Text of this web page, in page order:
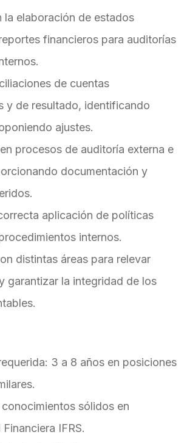
la elaboración de estados
financieros para auditorías
de cuentas
y de resultado, identificando
ajustes.
procesos de auditoría externa e
documentación y
aplicación de políticas
internos.
distintas áreas para relevar
garantizar la integridad de los
3 a 8 años en posiciones
sólidos en
IFRS.